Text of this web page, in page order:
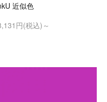
近似色
円(税込)～